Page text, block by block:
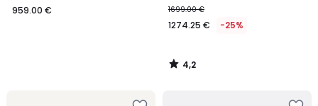
959.00 €
1699.00 €
1274.25 € -25%
4,2
/